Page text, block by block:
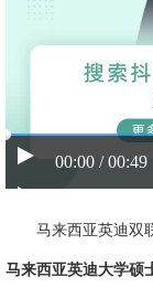
00:00 / 00:49
马来西亚英迪双
马来西亚英迪大学硕